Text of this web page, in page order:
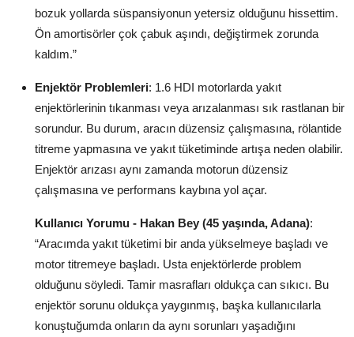
bozuk yollarda süspansiyonun yetersiz olduğunu hissettim.
Ön amortisörler çok çabuk aşındı, değiştirmek zorunda
kaldım.”
Enjektör Problemleri: 1.6 HDI motorlarda yakıt
enjektörlerinin tıkanması veya arızalanması sık rastlanan bir
sorundur. Bu durum, aracın düzensiz çalışmasına, rölantide
titreme yapmasına ve yakıt tüketiminde artışa neden olabilir.
Enjektör arızası aynı zamanda motorun düzensiz
çalışmasına ve performans kaybına yol açar.
Kullanıcı Yorumu - Hakan Bey (45 yaşında, Adana):
“Aracımda yakıt tüketimi bir anda yükselmeye başladı ve
motor titremeye başladı. Usta enjektörlerde problem
olduğunu söyledi. Tamir masrafları oldukça can sıkıcı. Bu
enjektör sorunu oldukça yaygınmış, başka kullanıcılarla
konuştuğumda onların da aynı sorunları yaşadığını